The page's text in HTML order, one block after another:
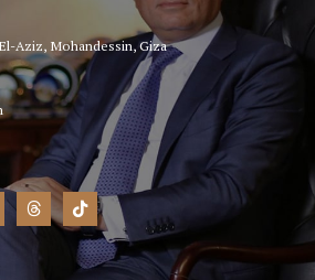
Aziz, Mohandessin, Giza